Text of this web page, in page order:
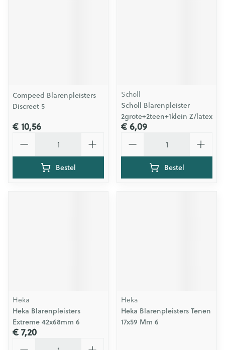
Compeed Blarenpleisters
Discreet 5
€ 10,56
Bestel
Scholl
Scholl Blarenpleister
2grote+2teen+1klein Z/latex
€ 6,09
Bestel
Heka
Heka Blarenpleisters
Extreme 42x68mm 6
€ 7,20
Heka
Heka Blarenpleisters Tenen
17x59 Mm 6